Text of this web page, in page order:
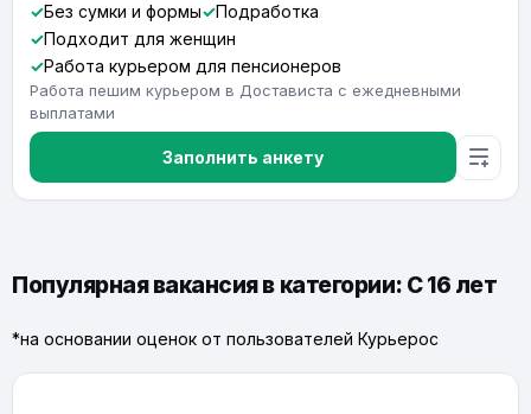
Без сумки и формы
Подработка
Подходит для женщин
Работа курьером для пенсионеров
Работа пешим курьером в Достависта с ежедневными
выплатами
Заполнить анкету
Популярная вакансия в категории: С 16 лет
*на основании оценок от пользователей Курьерос